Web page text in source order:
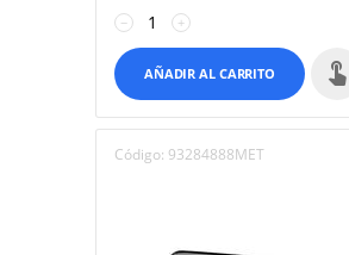
+
−
AÑADIR AL CARRITO
Código: 93284888MET